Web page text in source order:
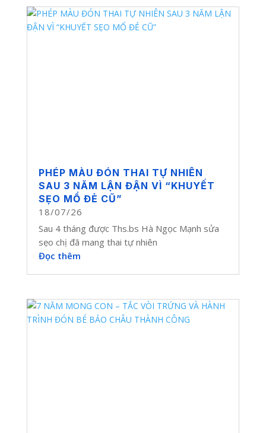
PHÉP MÀU ĐÓN THAI TỰ NHIÊN
SAU 3 NĂM LẬN ĐẬN VÌ “KHUYẾT
SẸO MỔ ĐẺ CŨ”
18/07/26
Sau 4 tháng được Ths.bs Hà Ngọc Mạnh sửa
sẹo chị đã mang thai tự nhiên
Đọc thêm